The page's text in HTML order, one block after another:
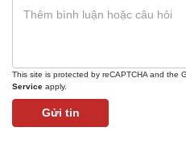
This site is protected by reCAPTCHA and the
Service apply.
Gửi tin